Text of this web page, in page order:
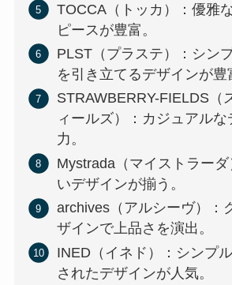
TOCCA（トッカ）：優雅
ピースが豊富。
PLST（プラステ）：シン
を引き立てるデザインが豊
STRAWBERRY-FIELDS（
ィールズ）：カジュアル
力。
Mystrada（マイストラー
いデザインが揃う。
archives（アルシーヴ）：
ザインで上品さを演出。
INED（イネド）：シンプ
されたデザインが人気。